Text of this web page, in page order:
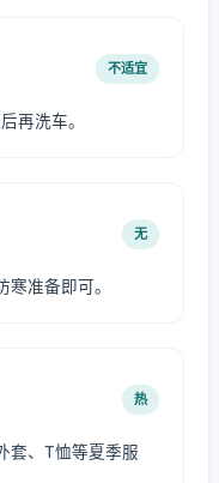
不适宜
再洗车。
无
准备即可。
热
套、T恤等夏季服